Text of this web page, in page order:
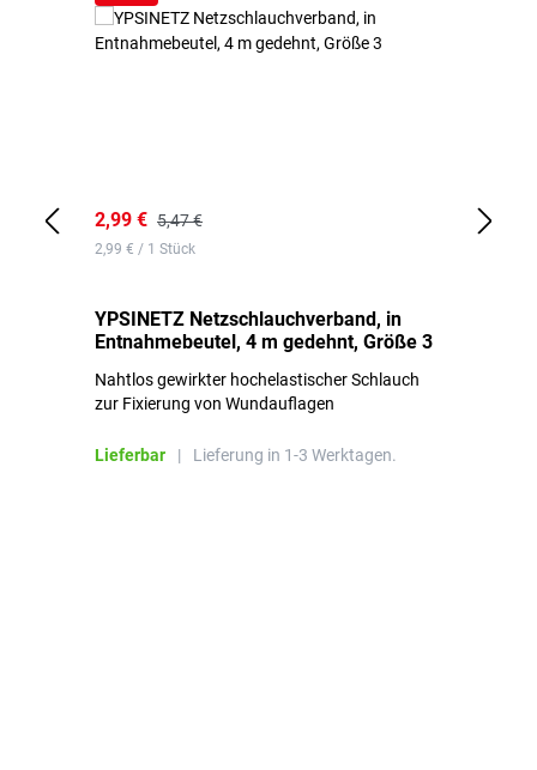
2,99 € 5,47 €
2,99 € / 1 Stück
YPSINETZ Netzschlauchverband, in
Entnahmebeutel, 4 m gedehnt, Größe 3
Nahtlos gewirkter hochelastischer Schlauch
zur Fixierung von Wundauflagen
Lieferbar | Lieferung in 1-3 Werktagen.